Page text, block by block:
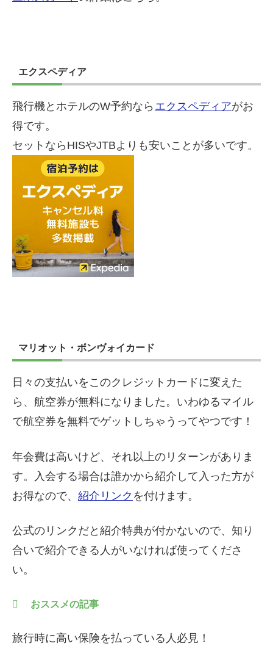
エクスペディア
飛行機とホテルのW予約なら エクスペディアがお
得です。
セットならHISやJTBよりも安いことが多いです。
マリオット・ボンヴォイカード
日々の支払いをこのクレジットカードに変えた
ら、航空券が無料になりました。いわゆるマイル
で航空券を無料でゲットしちゃうってやつです！
年会費は高いけど、それ以上のリターンがありま
す。入会する場合は誰かから紹介して入った方が
お得なので、 紹介リンク を付けます。
公式のリンクだと紹介特典が付かないので、知り
合いで紹介できる人がいなければ使ってくださ
い。
おススメの記事
旅行時に高い保険を払っている人必見！